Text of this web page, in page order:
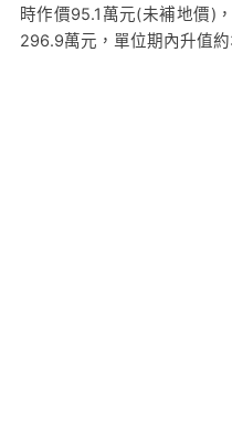
時作價95.1萬元(未補地價)
296.9萬元，單位期內升值約